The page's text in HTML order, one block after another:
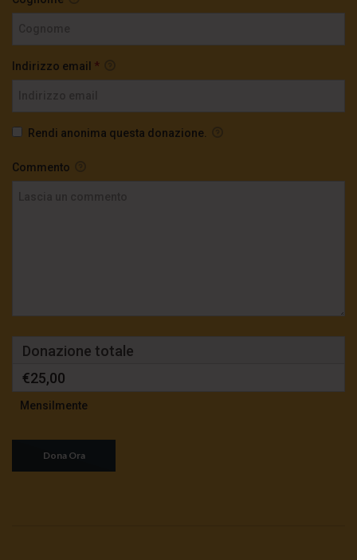
Indirizzo email *
Rendi anonima questa donazione.
Commento
Donazione totale
€25,00
Mensilmente